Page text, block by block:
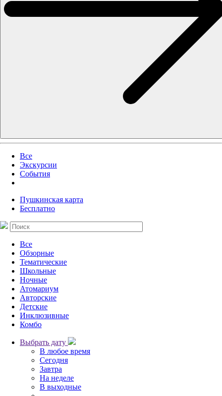
Все
Экскурсии
События
Пушкинская карта
Бесплатно
Все
Обзорные
Тематические
Школьные
Ночные
Атомариум
Авторские
Детские
Инклюзивные
Комбо
Выбрать дату
В любое время
Сегодня
Завтра
На неделе
В выходные